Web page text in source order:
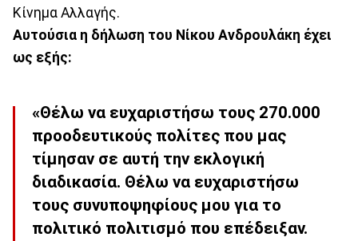
Κίνημα Αλλαγής.
Αυτούσια η δήλωση του Νίκου Ανδρουλάκη έχει
ως εξής:
«Θέλω να ευχαριστήσω τους 270.000
προοδευτικούς πολίτες που μας
τίμησαν σε αυτή την εκλογική
διαδικασία. Θέλω να ευχαριστήσω
τους συνυποψηφίους μου για το
πολιτικό πολιτισμό που επέδειξαν.